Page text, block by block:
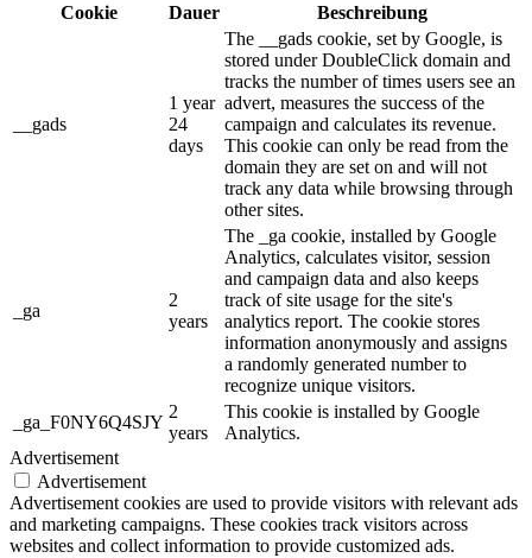
Cookie
Dauer Beschreibung
__gads
1 year
24
days
The __gads cookie, set by Google, is
stored under DoubleClick domain and
tracks the number of times users see an
advert, measures the success of the
campaign and calculates its revenue.
This cookie can only be read from the
domain they are set on and will not
track any data while browsing through
other sites.
_ga
2
years
The _ga cookie, installed by Google
Analytics, calculates visitor, session
and campaign data and also keeps
track of site usage for the site's
analytics report. The cookie stores
information anonymously and assigns
a randomly generated number to
recognize unique visitors.
_ga_F0NY6Q4SJY
2
years
This cookie is installed by Google
Analytics.
Advertisement
Advertisement
Advertisement cookies are used to provide visitors with relevant ads
and marketing campaigns. These cookies track visitors across
websites and collect information to provide customized ads.